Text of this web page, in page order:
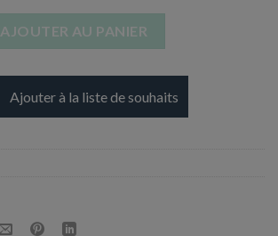
AJOUTER AU PANIER
Ajouter à la liste de souhaits